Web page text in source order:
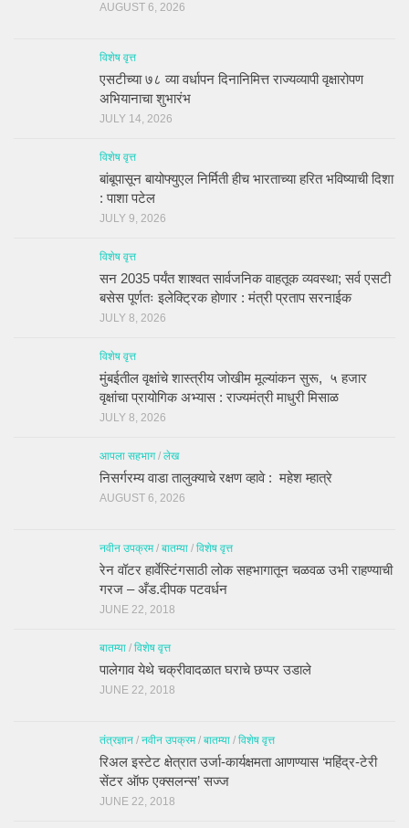
AUGUST 6, 2026
विशेष वृत्त
एसटीच्या ७८ व्या वर्धापन दिनानिमित्त राज्यव्यापी वृक्षारोपण
अभियानाचा शुभारंभ
JULY 14, 2026
विशेष वृत्त
बांबूपासून बायोफ्युएल निर्मिती हीच भारताच्या हरित भविष्याची दिशा
: पाशा पटेल
JULY 9, 2026
विशेष वृत्त
सन 2035 पर्यंत शाश्वत सार्वजनिक वाहतूक व्यवस्था; सर्व एसटी
बसेस पूर्णतः इलेक्ट्रिक होणार : मंत्री प्रताप सरनाईक
JULY 8, 2026
विशेष वृत्त
मुंबईतील वृक्षांचे शास्त्रीय जोखीम मूल्यांकन सुरू, ५ हजार
वृक्षांचा प्रायोगिक अभ्यास : राज्यमंत्री माधुरी मिसाळ
JULY 8, 2026
आपला सहभाग/ लेख
निसर्गरम्य वाडा तालुक्याचे रक्षण व्हावे : महेश म्हात्रे
AUGUST 6, 2026
नवीन उपक्रम/ बातम्या / विशेष वृत्त
रेन वॉटर हार्वेस्टिंगसाठी लोक सहभागातून चळवळ उभी राहण्याची
गरज – अँड.दीपक पटवर्धन
JUNE 22, 2018
बातम्या / विशेष वृत्त
पालेगाव येथे चक्रीवादळात घराचे छप्पर उडाले
JUNE 22, 2018
तंत्रज्ञान / नवीन उपक्रम/ बातम्या / विशेष वृत्त
रिअल इस्टेट क्षेत्रात उर्जा-कार्यक्षमता आणण्यास ‘महिंद्र-टेरी
सेंटर ऑफ एक्सलन्स’ सज्ज
JUNE 22, 2018